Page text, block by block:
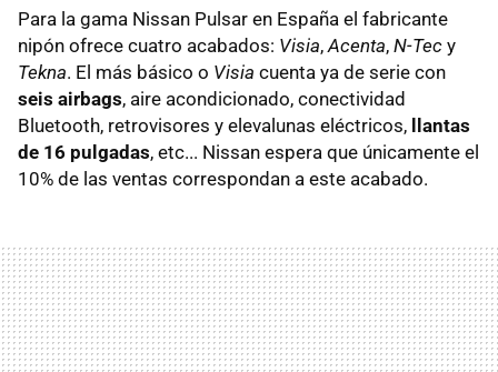
Para la gama Nissan Pulsar en España el fabricante
nipón ofrece cuatro acabados: Visia, Acenta, N-Tec y
Tekna. El más básico o Visia cuenta ya de serie con
seis airbags, aire acondicionado, conectividad
Bluetooth, retrovisores y elevalunas eléctricos, llantas
de 16 pulgadas, etc... Nissan espera que únicamente el
10% de las ventas correspondan a este acabado.